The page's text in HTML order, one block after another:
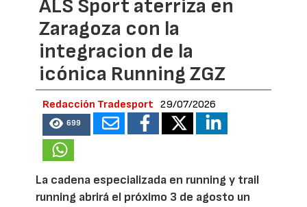
ALS Sport aterriza en
Zaragoza con la
integracion de la
icónica Running ZGZ
Redacción Tradesport 29/07/2026
699
La cadena especializada en running y trail
running abrirá el próximo 3 de agosto un